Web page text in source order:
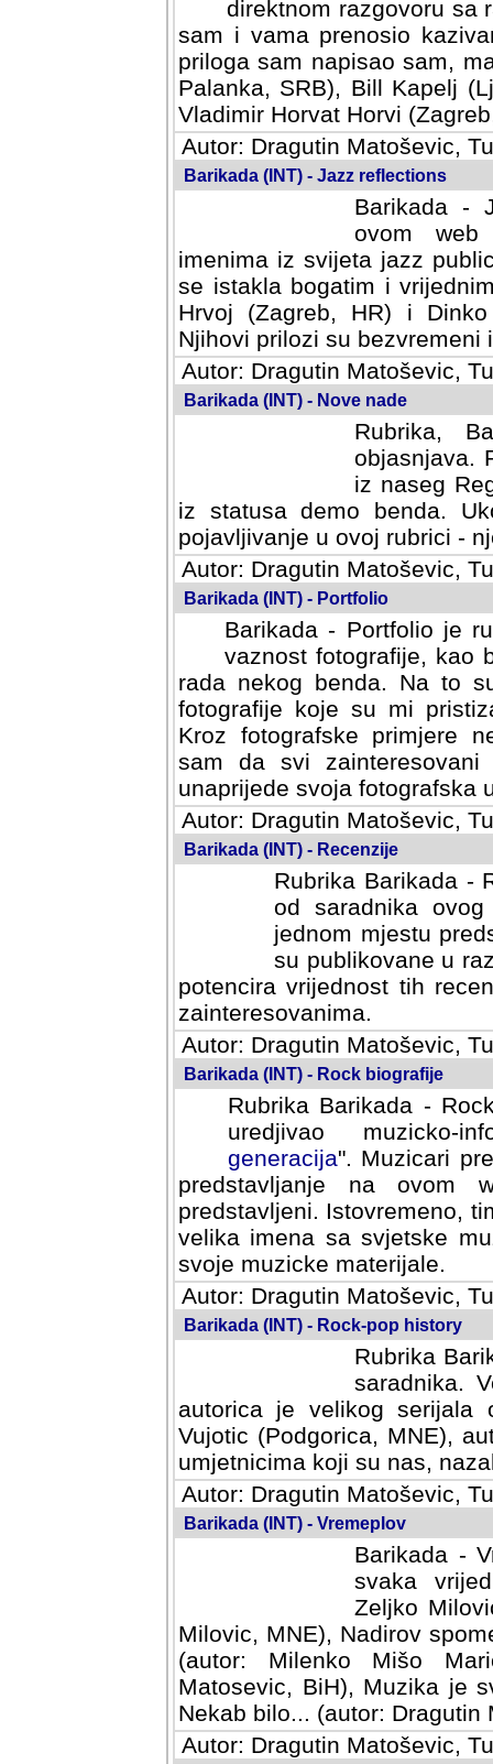
direktnom razgovoru sa
sam i vama prenosio
priloga sam napisao sam,
Palanka, SRB), Bill Kapelj
Vladimir Horvat Horvi
Autor: Dragutin Matoševic,
Barikada (INT) - Jazz reflections
Barikada -
ovom web
imenima iz svijeta jazz
se istakla bogatim i
Hrvoj (Zagreb, HR) i
Njihovi prilozi su bezvremeni
Autor: Dragutin Matoševic,
Barikada (INT) - Nove nade
Rubrika,
objasnjava.
iz naseg
iz statusa demo benda.
pojavljivanje u ovoj rubrici -
Autor: Dragutin Matoševic,
Barikada (INT) - Portfolio
Barikada - Portfolio je
vaznost fotografije, kao
rada nekog benda. Na to
fotografije koje su mi
fotografske primjere
svi zainteresovani
svoja fotografska umijeca.
Autor: Dragutin Matoševic,
Barikada (INT) - Recenzije
Rubrika Barikada -
od saradnika
jednom mjestu
su publikovane u
potencira vrijednost tih
zainteresovanima.
Autor: Dragutin Matoševic,
Barikada (INT) - Rock biografije
Rubrika Barikada -
uredjivao muzicko-
Muzicari predstavljeni u
na ovom web portalu
Istovremeno, tim nacinom
sa svjetske muzicke scene
materijale.
Autor: Dragutin Matoševic,
Barikada (INT) - Rock-pop history
Rubrika
saradnika.
autorica je velikog serijala
Vujotic (Podgorica, MNE),
umjetnicima koji su nas,
Autor: Dragutin Matoševic,
Barikada (INT) - Vremeplov
Barikada -
svaka
Milovic,
MNE), Nadirov spomenar
Milenko Mišo Maric, UK),
Muzika je svirala (autor:
(autor: Dragutin Matosevic,
Autor: Dragutin Matoševic,